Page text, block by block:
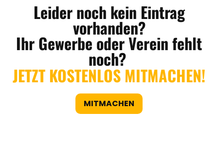
Leider noch kein Eintrag
vorhanden?
Ihr Gewerbe oder Verein fehlt
noch?
JETZT KOSTENLOS MITMACHEN!
MITMACHEN